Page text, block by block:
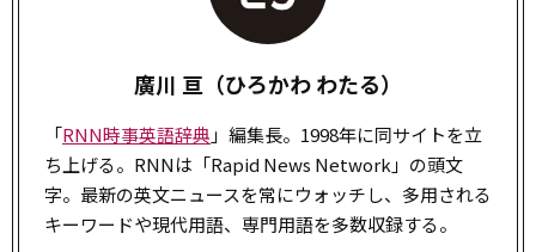
廣川 亘（ひろかわ わたる）
「RNN時事英語辞典 」編集長。1998年に同サイトを立
ち上げる。RNNは「Rapid News Network」の頭文
字。最新の英文ニュースを常にウォッチし、多用される
キーワードや現代用語、専門用語を多数収録する。